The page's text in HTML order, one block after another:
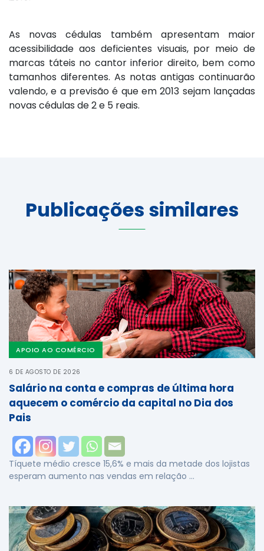
As novas cédulas também apresentam maior
acessibilidade aos deficientes visuais, por meio de
marcas táteis no cantor inferior direito, bem como
tamanhos diferentes. As notas antigas continuarão
valendo, e a previsão é que em 2013 sejam lançadas
novas cédulas de 2 e 5 reais.
Publicações similares
APOIO AO COMÉRCIO
6 DE AGOSTO DE 2026
Salário na conta e compras de última hora
aquecem o comércio da capital no Dia dos
Pais
Tíquete médio cresce 15,6% e mais da metade dos lojistas
esperam aumento nas vendas em relação …